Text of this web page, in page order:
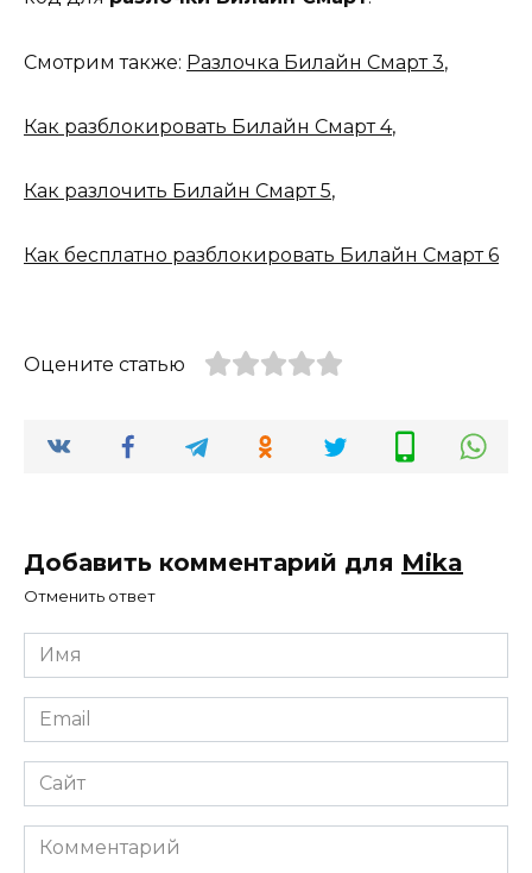
Смотрим также: Разлочка Билайн Смарт 3,
Как разблокировать Билайн Смарт 4,
Как разлочить Билайн Смарт 5,
Как бесплатно разблокировать Билайн Смарт 6
Оцените статью
Добавить комментарий для Mika
Отменить ответ
Имя
*
Email
*
Сайт
Комментарий